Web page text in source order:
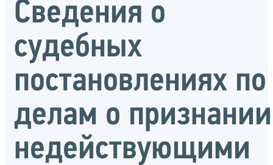
Сведения о
судебных
постановлениях по
делам о признании
недействующими